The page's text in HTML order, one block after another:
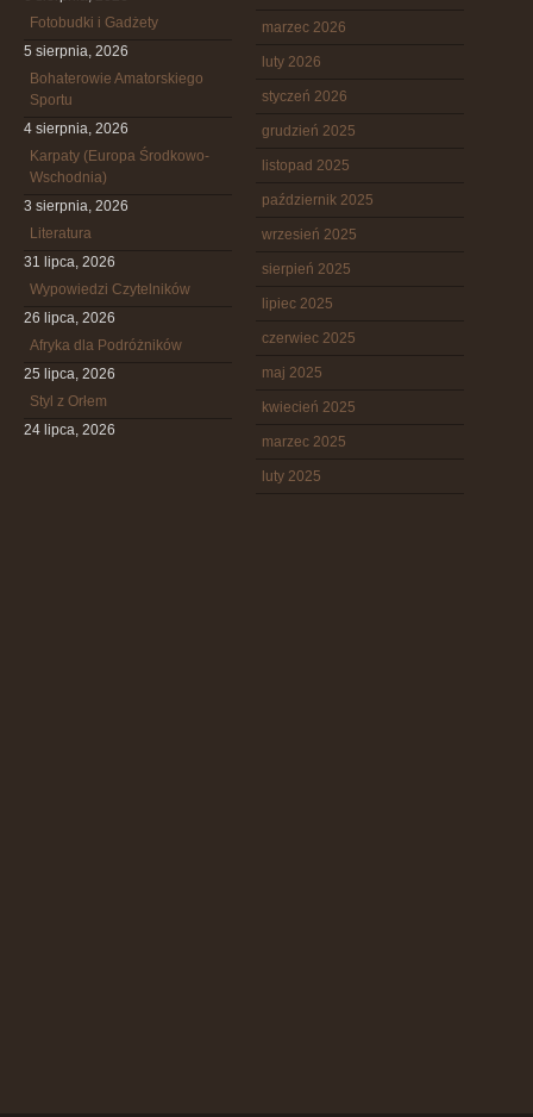
Fotobudki i Gadżety
5 sierpnia, 2026
Bohaterowie Amatorskiego
Sportu
4 sierpnia, 2026
Karpaty (Europa Środkowo-
Wschodnia)
3 sierpnia, 2026
Literatura
31 lipca, 2026
Wypowiedzi Czytelników
26 lipca, 2026
Afryka dla Podróżników
25 lipca, 2026
Styl z Orłem
24 lipca, 2026
marzec 2026
luty 2026
styczeń 2026
grudzień 2025
listopad 2025
październik 2025
wrzesień 2025
sierpień 2025
lipiec 2025
czerwiec 2025
maj 2025
kwiecień 2025
marzec 2025
luty 2025